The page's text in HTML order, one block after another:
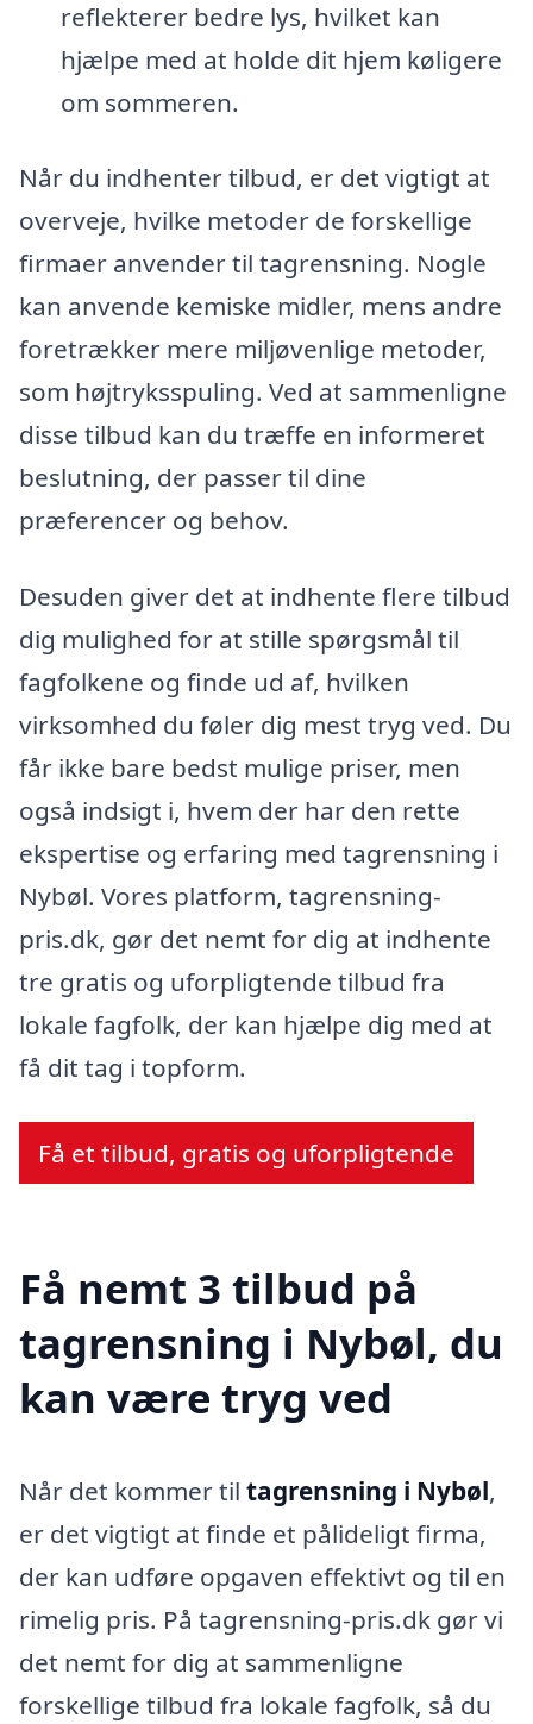
reflekterer bedre lys, hvilket kan
hjælpe med at holde dit hjem køligere
om sommeren.
Når du indhenter tilbud, er det vigtigt at
overveje, hvilke metoder de forskellige
firmaer anvender til tagrensning. Nogle
kan anvende kemiske midler, mens andre
foretrækker mere miljøvenlige metoder,
som højtryksspuling. Ved at sammenligne
disse tilbud kan du træffe en informeret
beslutning, der passer til dine
præferencer og behov.
Desuden giver det at indhente flere tilbud
dig mulighed for at stille spørgsmål til
fagfolkene og finde ud af, hvilken
virksomhed du føler dig mest tryg ved. Du
får ikke bare bedst mulige priser, men
også indsigt i, hvem der har den rette
ekspertise og erfaring med tagrensning i
Nybøl. Vores platform, tagrensning-
pris.dk, gør det nemt for dig at indhente
tre gratis og uforpligtende tilbud fra
lokale fagfolk, der kan hjælpe dig med at
få dit tag i topform.
Få et tilbud, gratis og uforpligtende
Få nemt 3 tilbud på
tagrensning i Nybøl, du
kan være tryg ved
Når det kommer til tagrensning i Nybøl,
er det vigtigt at finde et pålideligt firma,
der kan udføre opgaven effektivt og til en
rimelig pris. På tagrensning-pris.dk gør vi
det nemt for dig at sammenligne
forskellige tilbud fra lokale fagfolk, så du